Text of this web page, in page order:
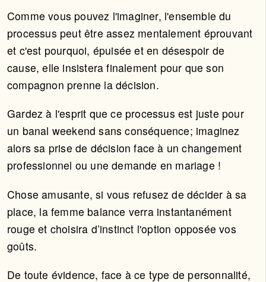
Comme vous pouvez l'imaginer, l'ensemble du
processus peut être assez mentalement éprouvant
et c'est pourquoi, épuisée et en désespoir de
cause, elle insistera finalement pour que son
compagnon prenne la décision.
Gardez à l'esprit que ce processus est juste pour
un banal weekend sans conséquence; imaginez
alors sa prise de décision face à un changement
professionnel ou une demande en mariage !
Chose amusante, si vous refusez de décider à sa
place, la femme balance verra instantanément
rouge et choisira d’instinct l'option opposée vos
goûts.
De toute évidence, face à ce type de personnalité,